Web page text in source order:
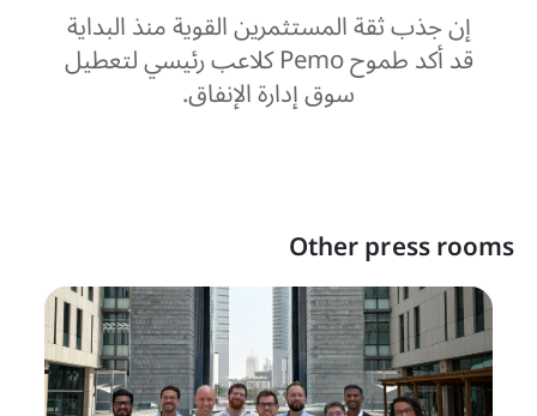
إن جذب ثقة المستثمرين القوية منذ البداية
قد أكد طموح Pemo كلاعب رئيسي لتعطيل
سوق إدارة الإنفاق.
Other press rooms